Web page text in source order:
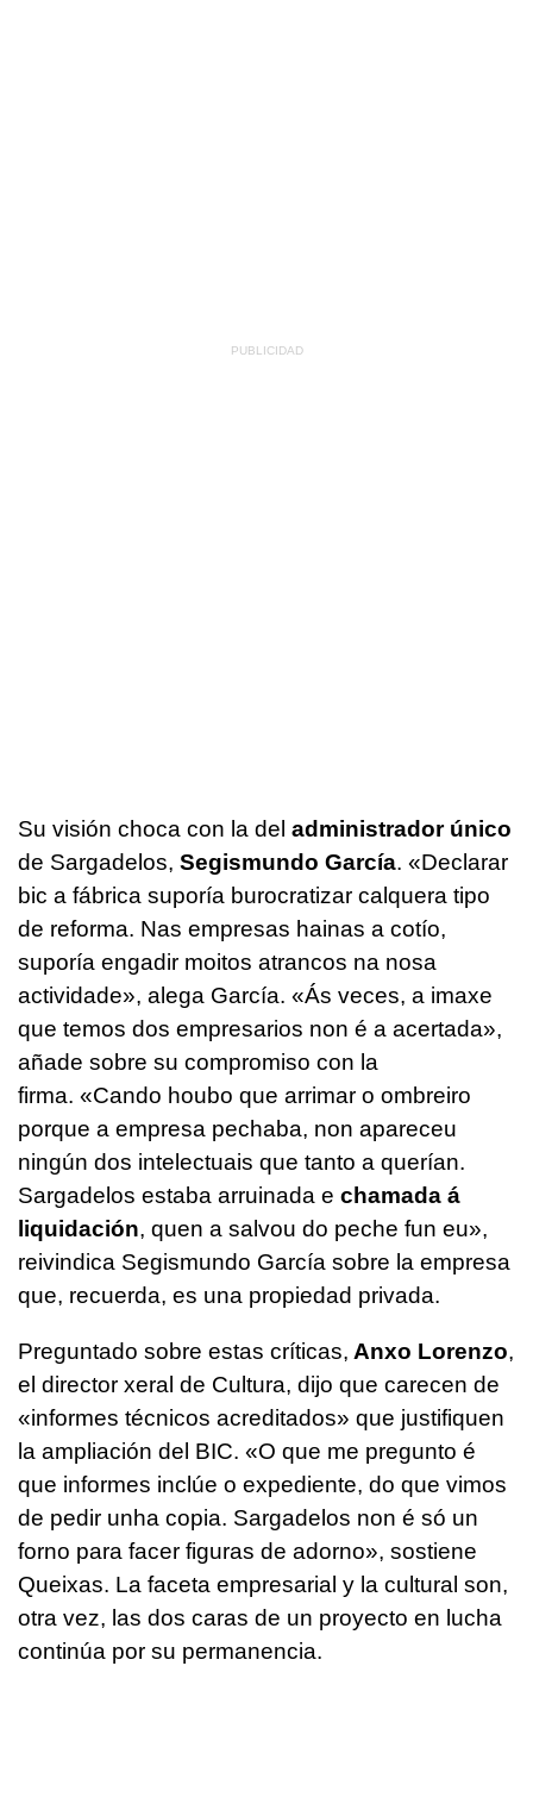
Su visión choca con la del administrador único
de Sargadelos, Segismundo García. «Declarar
bic a fábrica suporía burocratizar calquera tipo
de reforma. Nas empresas hainas a cotío,
suporía engadir moitos atrancos na nosa
actividade», alega García. «Ás veces, a imaxe
que temos dos empresarios non é a acertada»,
añade sobre su compromiso con la
firma. «Cando houbo que arrimar o ombreiro
porque a empresa pechaba, non apareceu
ningún dos intelectuais que tanto a querían.
Sargadelos estaba arruinada e chamada á
liquidación, quen a salvou do peche fun eu»,
reivindica Segismundo García sobre la empresa
que, recuerda, es una propiedad privada.
Preguntado sobre estas críticas, Anxo Lorenzo,
el director xeral de Cultura, dijo que carecen de
«informes técnicos acreditados» que justifiquen
la ampliación del BIC. «O que me pregunto é
que informes inclúe o expediente, do que vimos
de pedir unha copia. Sargadelos non é só un
forno para facer figuras de adorno», sostiene
Queixas. La faceta empresarial y la cultural son,
otra vez, las dos caras de un proyecto en lucha
continúa por su permanencia.